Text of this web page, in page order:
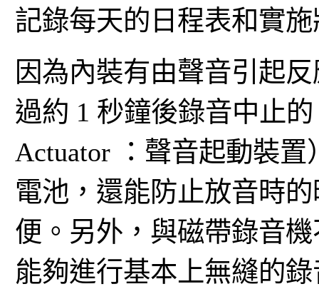
記錄每天的日程表和實
因為內裝有由聲音引起
過約 1 秒鐘後錄音中止的
Actuator ：聲音起動裝
電池，還能防止放音時
便。另外，與磁帶錄音
能夠進行基本上無縫的